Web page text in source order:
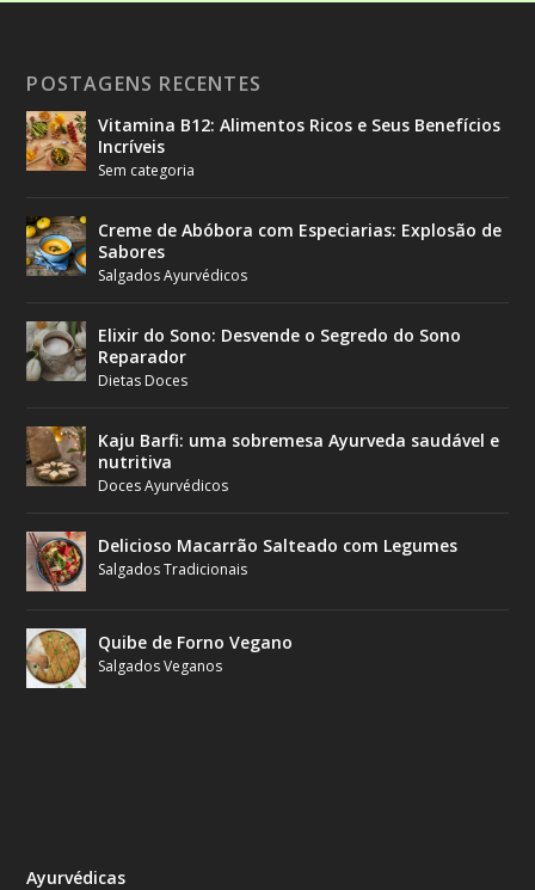
POSTAGENS RECENTES
Vitamina B12: Alimentos Ricos e Seus Benefícios
Incríveis
Sem categoria
Creme de Abóbora com Especiarias: Explosão de
Sabores
Salgados Ayurvédicos
Elixir do Sono: Desvende o Segredo do Sono
Reparador
Dietas Doces
Kaju Barfi: uma sobremesa Ayurveda saudável e
nutritiva
Doces Ayurvédicos
Delicioso Macarrão Salteado com Legumes
Salgados Tradicionais
Quibe de Forno Vegano
Salgados Veganos
Ayurvédicas